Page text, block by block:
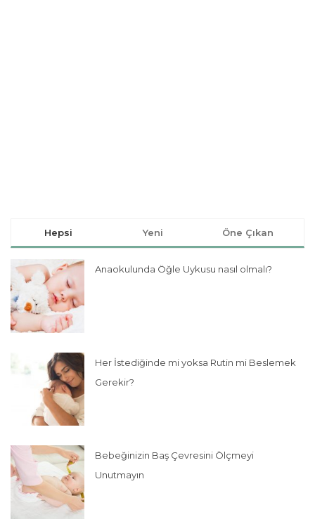
Hepsi Yeni Öne Çıkan
Anaokulunda Öğle Uykusu nasıl olmalı?
Her İstediğinde mi yoksa Rutin mi Beslemek
Gerekir?
Bebeğinizin Baş Çevresini Ölçmeyi
Unutmayın